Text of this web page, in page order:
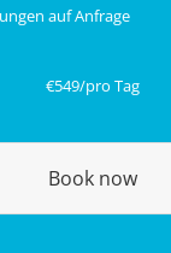
auf Anfrage
€549/pro Tag
Book now